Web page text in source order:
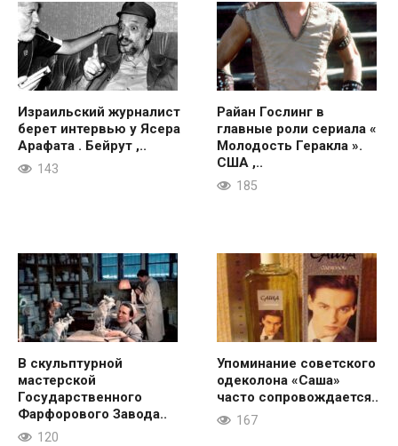
Израильский журналист
берет интервью у Ясера
Арафата . Бейрут ,..
143
Райан Гослинг в
главные роли сериала «
Молодость Геракла ».
США ,..
185
В скульптурной
мастерской
Государственного
Фарфорового Завода..
120
Упоминание советского
одеколона «Саша»
часто сопровождается..
167